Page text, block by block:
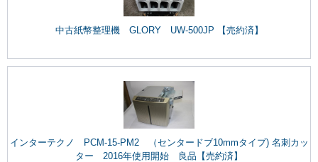
中古紙幣整理機 GLORY UW-500JP 【売約済】
インターテクノ PCM-15-PM2 （センタードブ10mmタイプ) 名刺カッ
ター 2016年使用開始 良品【売約済】